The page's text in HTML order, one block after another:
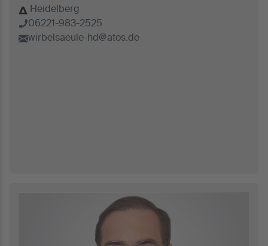
Heidelberg
06221-983-2525
wirbelsaeule-hd@atos.de